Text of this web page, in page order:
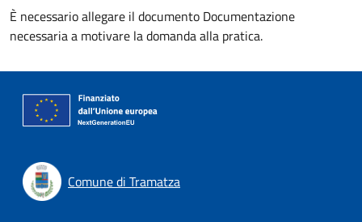
È necessario allegare il documento Documentazione
necessaria a motivare la domanda alla pratica.
Comune di Tramatza